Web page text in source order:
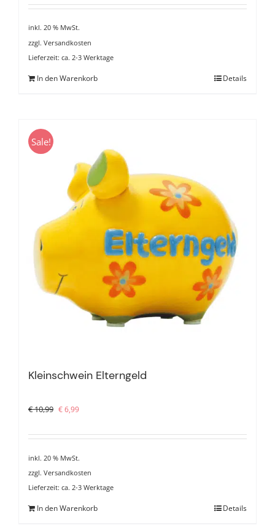
inkl. 20 % MwSt.
zzgl. Versandkosten
Lieferzeit: ca. 2-3 Werktage
In den Warenkorb Details
Sale!
Kleinschwein Elterngeld
€10,99 Ursprünglicher
war:
€6,99Aktueller
ist:
inkl. 20 % MwSt.
zzgl. Versandkosten
Lieferzeit: ca. 2-3 Werktage
In den Warenkorb Details